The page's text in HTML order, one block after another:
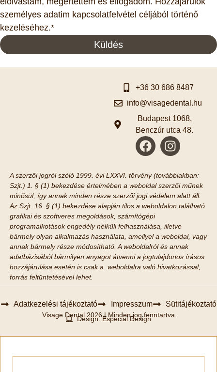
személyes adatim kapcsolatfelvétel céljából történő
kezeléséhez.*
Küldés
+36 30 686 8487
info@visagedental.hu
Budapest 1068,
Benczúr utca 48.
A szerzői jogról szóló 1999. évi LXXVI. törvény (továbbiakban:
Szjt.) 1. § (1) bekezdése értelmében a weboldal szerzői műnek
minősül, így annak minden része szerzői jogi védelem alatt áll.
Az Szjt. 16. § (1) bekezdése alapján tilos a weboldalon található
grafikai és szoftveres megoldások, számítógépi
programalkotások engedély nélküli felhasználása, illetve
bármely olyan alkalmazás használata, amellyel a weboldal, vagy
annak bármely része módosítható. A weboldalról és annak
adatbázisából bármilyen anyagot átvenni a jogtulajdonos írásos
hozzájárulása esetén is csak a weboldalra való hivatkozással,
forrás feltüntetésével lehet.
Adatkezelési tájékoztató Impresszum Sütitájékoztató
Visage Dental 2026 | Minden jog fenntartva
Design: Especial Design